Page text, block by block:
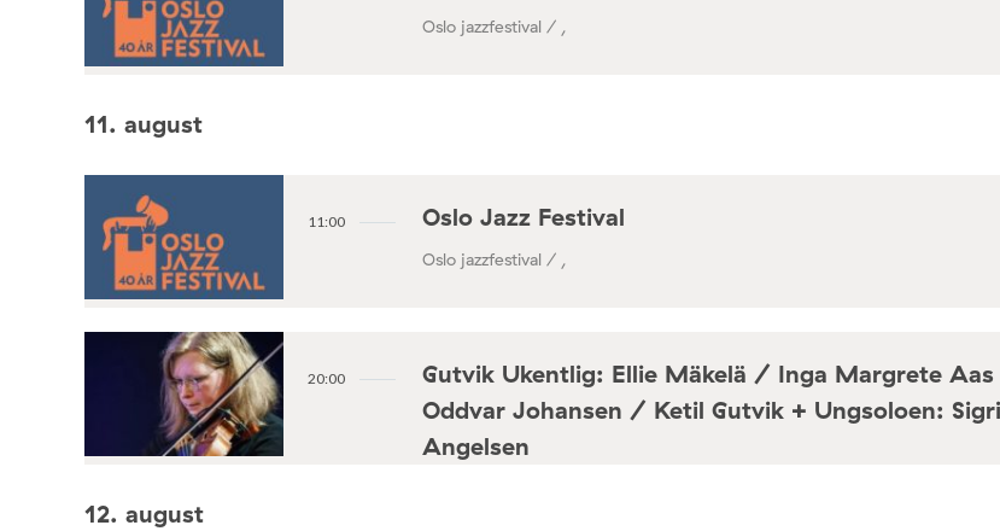
Oslo jazzfestival / ,
11. august
11:00 Oslo Jazz Festival
Oslo jazzfestival / ,
20:00
Gutvik Ukentlig: Ellie Mäkelä / Inga Margrete
Oddvar Johansen / Ketil Gutvik + Ungsoloen:
Angelsen
12. august